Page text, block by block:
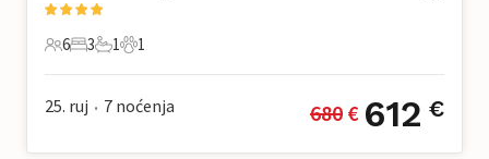
6 Gosti
6
3 Spavaće sobe
3
1 Kupaonica
1
1 Kućni ljubimac
1
25. ruj • 7 noćenja 680 € 612 €